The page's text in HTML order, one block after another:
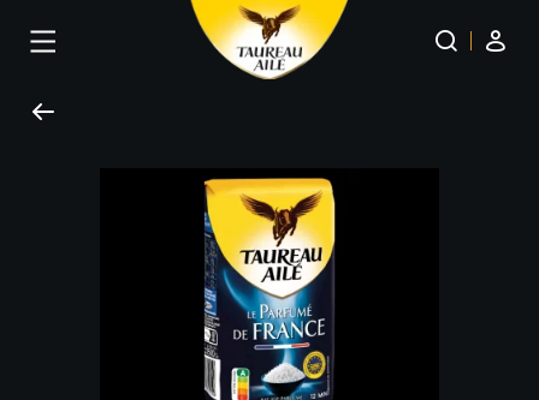
Panneau de gestion des cookies